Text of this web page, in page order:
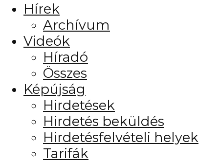
Hírek
Archívum
Videók
Híradó
Összes
Képújság
Hirdetések
Hirdetés beküldés
Hirdetésfelvételi helyek
Tarifák